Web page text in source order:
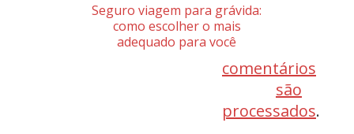
Seguro viagem para grávida:
como escolher o mais
adequado para você
comentários
são
processados.